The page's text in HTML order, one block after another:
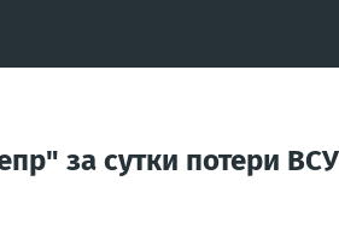
за сутки потери